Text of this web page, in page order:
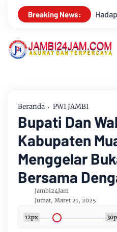
Breaking News:
Ambisi Menjadi Polisi
Beranda PWI JAMBI
Bupati Dan
Kabupaten
Menggelar
Bersama
Jambi24Jam
Jumat, Maret 21, 2025
12px